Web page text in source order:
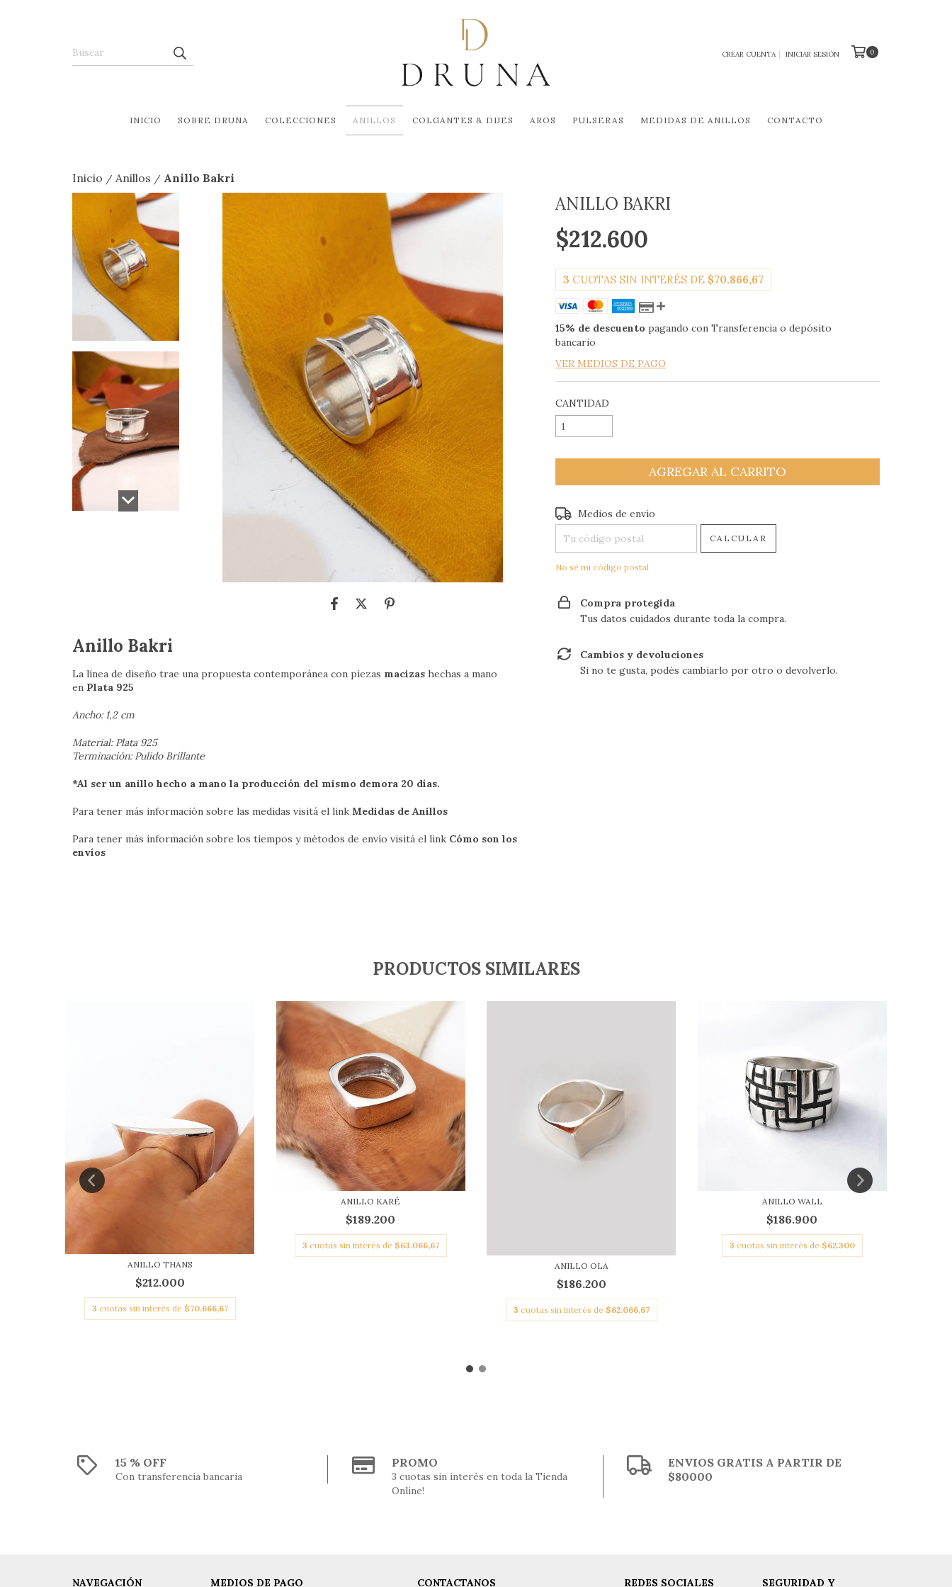
CREAR CUENTA INICIAR SESIÓN 0
INICIO SOBRE DRUNA COLECCIONES ANILLOS COLGANTES & DIJES AROS PULSERAS MEDIDAS DE ANILLOS CONTACTO
Inicio / Anillos / Anillo Bakri
Anillo Bakri
La línea de diseño trae una propuesta contemporánea con piezas macizas hechas a mano
en Plata 925
Ancho: 1,2 cm
Material: Plata 925
Terminación: Pulido Brillante
*Al ser un anillo hecho a mano la producción del mismo demora 20 días.
Para tener más información sobre las medidas visitá el link Medidas de Anillos
Para tener más información sobre los tiempos y métodos de envío visitá el link Cómo son los
envíos
ANILLO BAKRI
$212.600
3 CUOTAS SIN INTERÉS DE $70.866,67
15% de descuento pagando con Transferencia o depósito
bancario
VER MEDIOS DE PAGO
CANTIDAD
Entregas para el CP:
Medios de envío
CALCULAR
No sé mi código postal
Compra protegida
Tus datos cuidados durante toda la compra.
Cambios y devoluciones
Si no te gusta, podés cambiarlo por otro o devolverlo.
PRODUCTOS SIMILARES
ANILLO THANS
$212.000
3 cuotas sin interés de $70.666,67
ANILLO KARÉ
$189.200
3 cuotas sin interés de $63.066,67
ANILLO OLA
$186.200
3 cuotas sin interés de $62.066,67
ANILLO WALL
$186.900
3 cuotas sin interés de $62.300
15 % OFF
Con transferencia bancaria
PROMO
3 cuotas sin interés en toda la Tienda
Online!
ENVIOS GRATIS A PARTIR DE
$80000
NAVEGACIÓN MEDIOS DE PAGO CONTACTANOS REDES SOCIALES SEGURIDAD Y